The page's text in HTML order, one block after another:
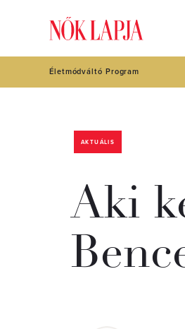
Életmódváltó Program
AKTUÁLIS
Aki